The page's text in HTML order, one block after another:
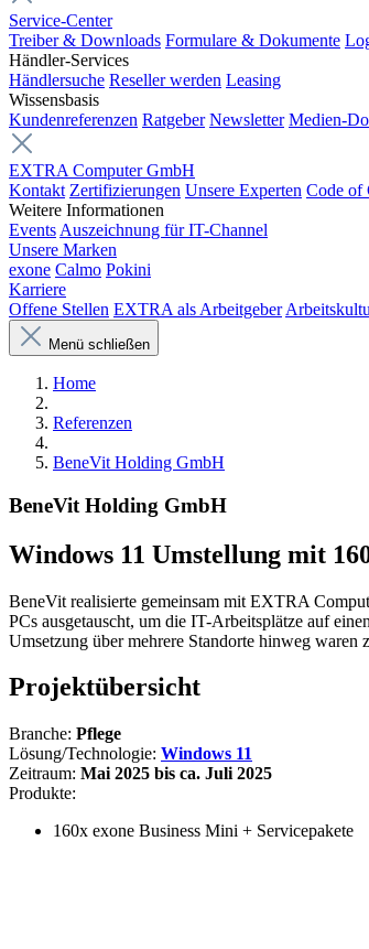
Service-Center
Treiber & Downloads Formulare & Dokumente
Händler-Services
Händlersuche Reseller werden Leasing
Wissensbasis
Kundenreferenzen Ratgeber Newsletter Medien-
EXTRA Computer GmbH
Kontakt Zertifizierungen Unsere Experten Code of
Weitere Informationen
Events Auszeichnung für IT-Channel
Unsere Marken
exone Calmo Pokini
Karriere
Offene Stellen EXTRA als Arbeitgeber
Menü schließen
Home
Referenzen
BeneVit Holding GmbH
BeneVit Holding GmbH
Windows 11 Umstellung mit
BeneVit realisierte gemeinsam mit EXTRA
PCs ausgetauscht, um die IT-Arbeitsplätze auf
Umsetzung über mehrere Standorte hinweg waren
Projektübersicht
Branche: Pflege
Lösung/Technologie: Windows 11
Zeitraum: Mai 2025 bis ca. Juli 2025
Produkte:
160x exone Business Mini + Servicepakete